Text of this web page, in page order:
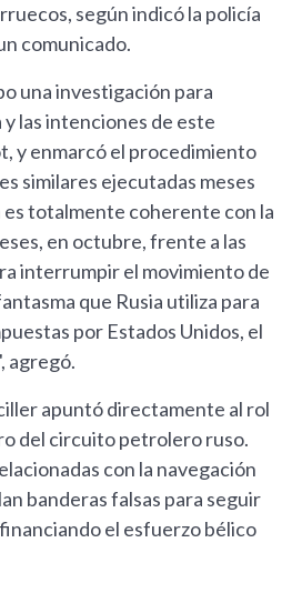
según indicó la policía
comunicado.
una investigación para
las intenciones de este
y enmarcó el procedimiento
similares ejecutadas meses
totalmente coherente con la
en octubre, frente a las
interrumpir el movimiento de
que Rusia utiliza para
por Estados Unidos, el
agregó.
apuntó directamente al rol
del circuito petrolero ruso.
con la navegación
banderas falsas para seguir
el esfuerzo bélico